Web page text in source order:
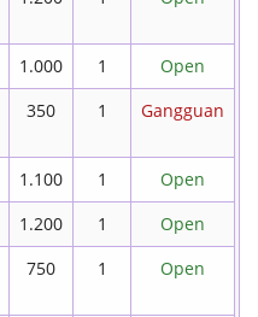
1.000 1
Open
350 1 Gangguan
1.100 1
Open
1.200 1
Open
750 1 Open